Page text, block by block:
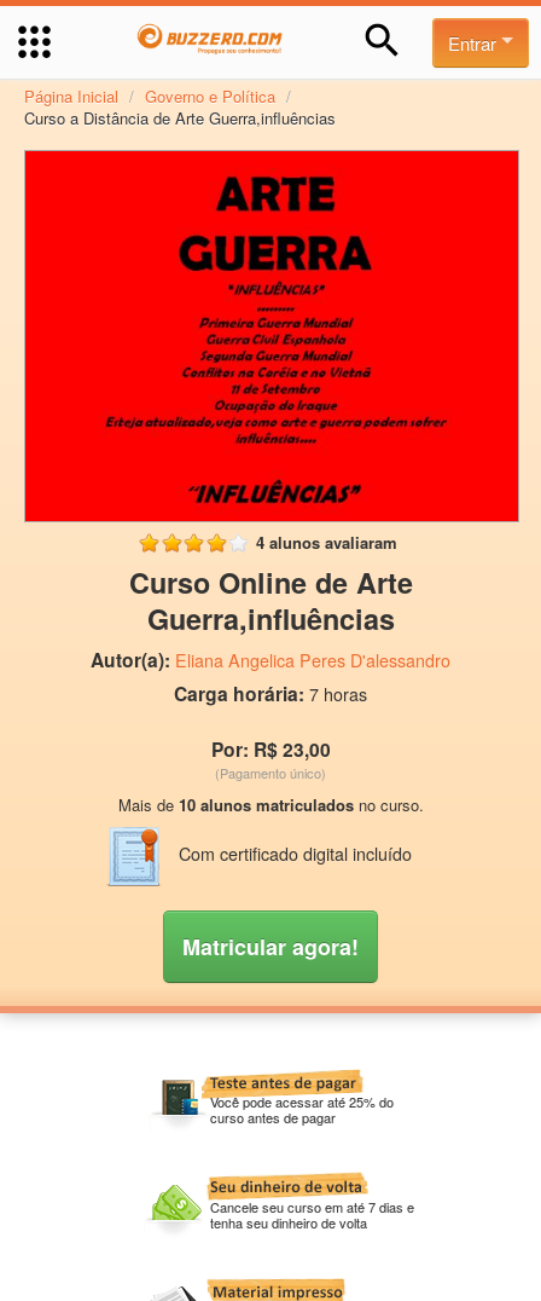
Entrar
Página Inicial / Governo e Política /
Curso a Distância de Arte Guerra,influências
4 alunos avaliaram
Curso Online de Arte
Guerra,influências
Autor(a): Eliana Angelica Peres D'alessandro
Carga horária: 7 horas
Por: R$ 23,00
(Pagamento único)
Mais de 10 alunos matriculadosno curso.
Com certificado digital incluído
Matricular agora!
Você pode acessar até 25% do
curso antes de pagar
Cancele seu curso em até 7 dias e
tenha seu dinheiro de volta